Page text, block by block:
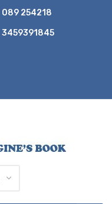
089 254218
3459391845